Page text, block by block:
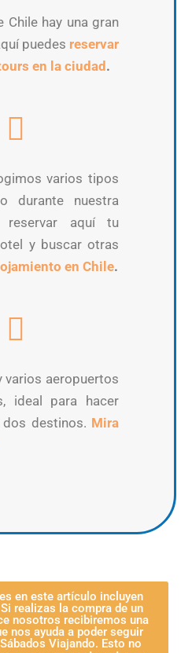
Chile hay una gran
puedes reservar
en la ciudad.
varios tipos
durante nuestra
reservar aquí tu
y buscar otras
en Chile.
varios aeropuertos
ideal para hacer
destinos. Mira
en este artículo incluyen
realizas la compra de un
nosotros recibiremos una
nos ayuda a poder seguir
Viajando. Esto no